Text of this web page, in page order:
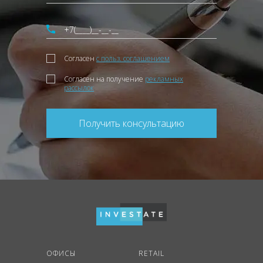
Согласен с польз. соглашением
Согласен на получение рекламных
рассылок
Получить консультацию
ОФИСЫ
RETAIL